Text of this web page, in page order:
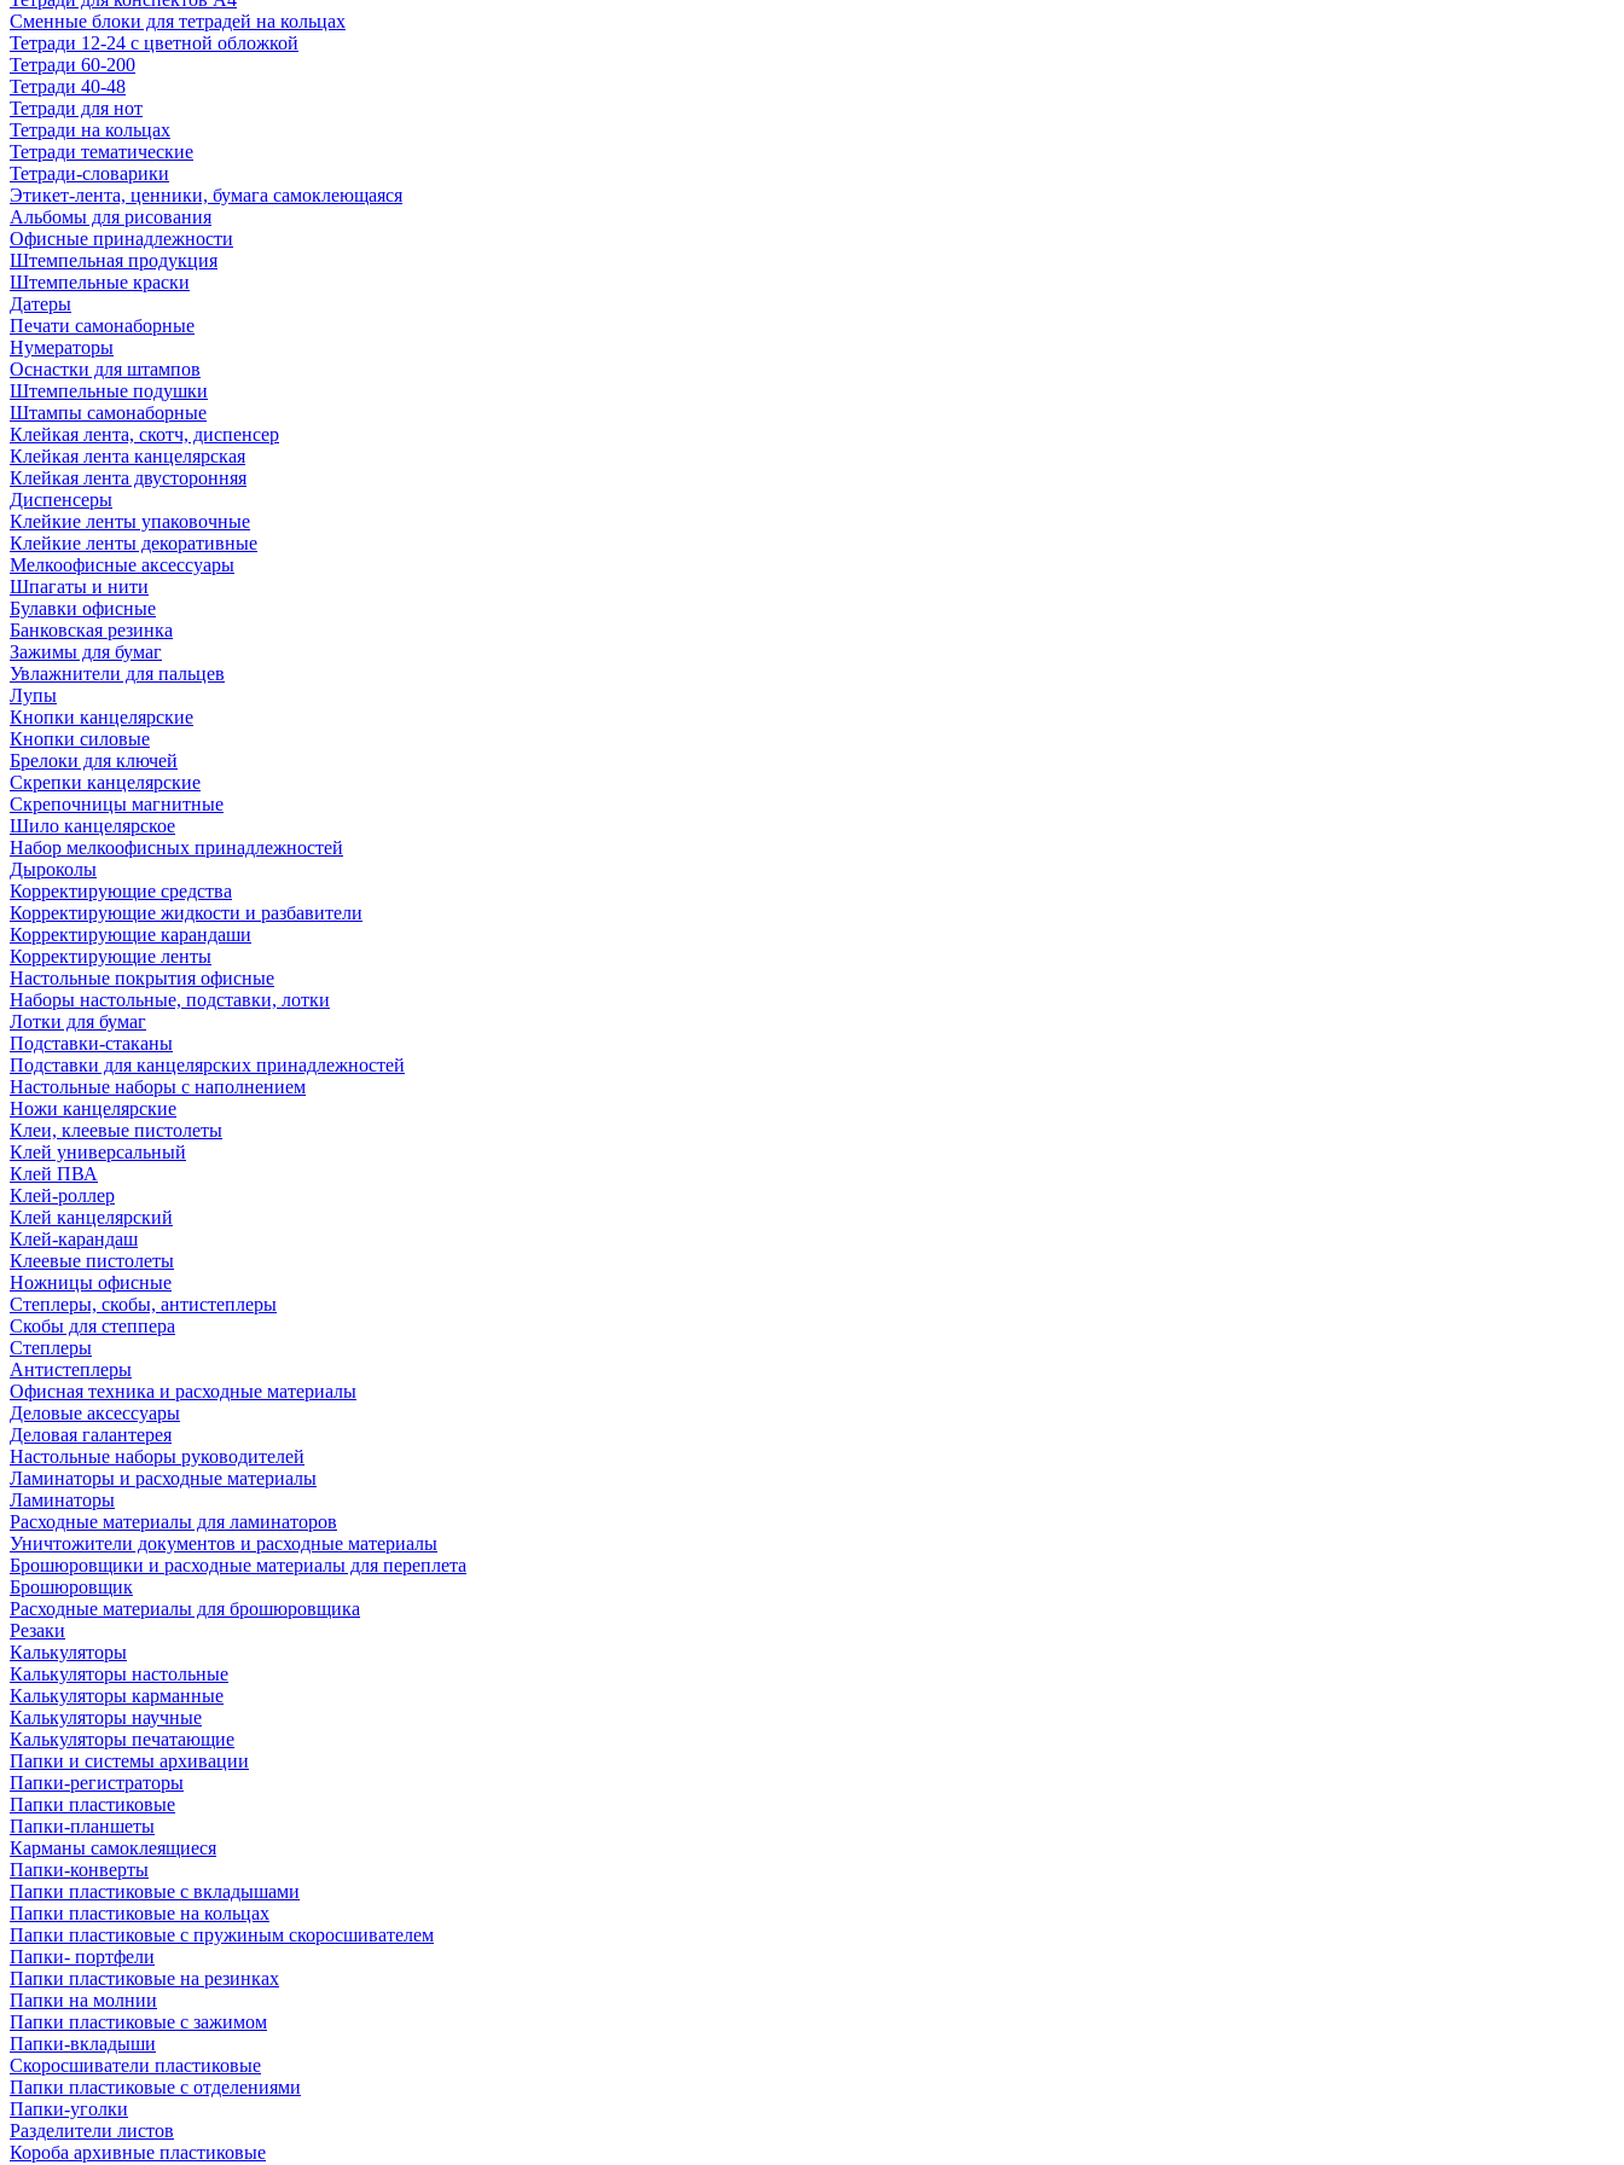
Сменные блоки для тетрадей на кольцах
Тетради 12-24 с цветной обложкой
Тетради 60-200
Тетради 40-48
Тетради для нот
Тетради на кольцах
Тетради тематические
Тетради-словарики
Этикет-лента, ценники, бумага самоклеющаяся
Альбомы для рисования
Офисные принадлежности
Штемпельная продукция
Штемпельные краски
Датеры
Печати самонаборные
Нумераторы
Оснастки для штампов
Штемпельные подушки
Штампы самонаборные
Клейкая лента, скотч, диспенсер
Клейкая лента канцелярская
Клейкая лента двусторонняя
Диспенсеры
Клейкие ленты упаковочные
Клейкие ленты декоративные
Мелкоофисные аксессуары
Шпагаты и нити
Булавки офисные
Банковская резинка
Зажимы для бумаг
Увлажнители для пальцев
Лупы
Кнопки канцелярские
Кнопки силовые
Брелоки для ключей
Скрепки канцелярские
Скрепочницы магнитные
Шило канцелярское
Набор мелкоофисных принадлежностей
Дыроколы
Корректирующие средства
Корректирующие жидкости и разбавители
Корректирующие карандаши
Корректирующие ленты
Настольные покрытия офисные
Наборы настольные, подставки, лотки
Лотки для бумаг
Подставки-стаканы
Подставки для канцелярских принадлежностей
Настольные наборы с наполнением
Ножи канцелярские
Клеи, клеевые пистолеты
Клей универсальный
Клей ПВА
Клей-роллер
Клей канцелярский
Клей-карандаш
Клеевые пистолеты
Ножницы офисные
Степлеры, скобы, антистеплеры
Скобы для степпера
Степлеры
Антистеплеры
Офисная техника и расходные материалы
Деловые аксессуары
Деловая галантерея
Настольные наборы руководителей
Ламинаторы и расходные материалы
Ламинаторы
Расходные материалы для ламинаторов
Уничтожители документов и расходные материалы
Брошюровщики и расходные материалы для переплета
Брошюровщик
Расходные материалы для брошюровщика
Резаки
Калькуляторы
Калькуляторы настольные
Калькуляторы карманные
Калькуляторы научные
Калькуляторы печатающие
Папки и системы архивации
Папки-регистраторы
Папки пластиковые
Папки-планшеты
Карманы самоклеящиеся
Папки-конверты
Папки пластиковые с вкладышами
Папки пластиковые на кольцах
Папки пластиковые с пружиным скоросшивателем
Папки- портфели
Папки пластиковые на резинках
Папки на молнии
Папки пластиковые с зажимом
Папки-вкладыши
Скоросшиватели пластиковые
Папки пластиковые с отделениями
Папки-уголки
Разделители листов
Короба архивные пластиковые